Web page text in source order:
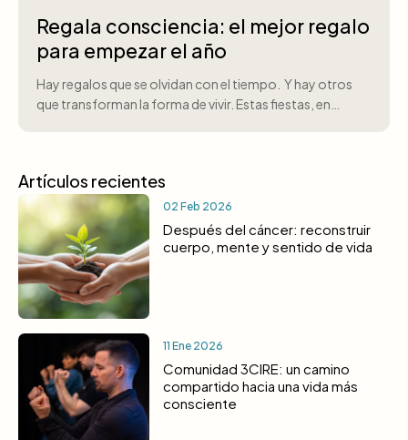
Regala consciencia: el mejor regalo
para empezar el año
Hay regalos que se olvidan con el tiempo. Y hay otros
que transforman la forma de vivir. Estas fiestas, en…
Artículos recientes
02 Feb 2026
Después del cáncer: reconstruir
cuerpo, mente y sentido de vida
11 Ene 2026
Comunidad 3CIRE: un camino
compartido hacia una vida más
consciente